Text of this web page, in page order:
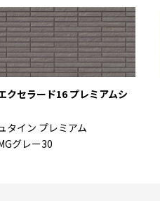
クセラード16 プレミアムシ
タイン プレミアム
グレー30